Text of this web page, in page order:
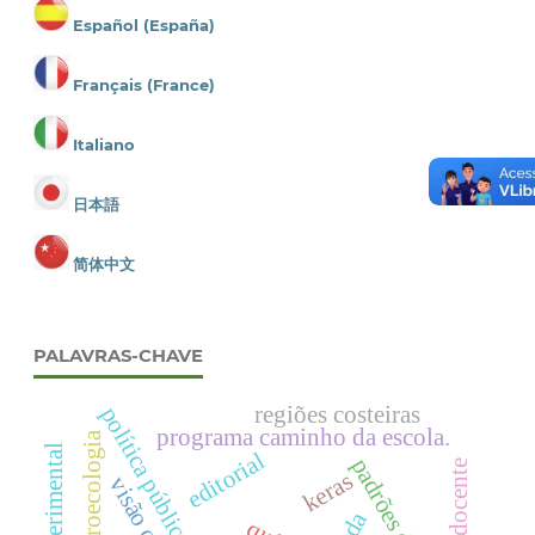
Español (España)
Français (France)
Italiano
日本語
简体中文
PALAVRAS-CHAVE
editorial
programa caminho da escola.
regiões costeiras
keras
agroecologia